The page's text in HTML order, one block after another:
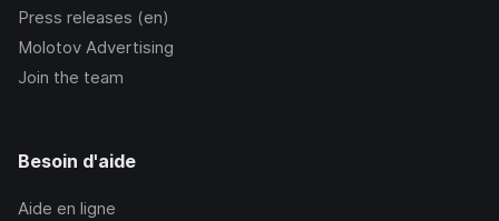
Press releases (en)
Molotov Advertising
Join the team
Besoin d'aide
Aide en ligne